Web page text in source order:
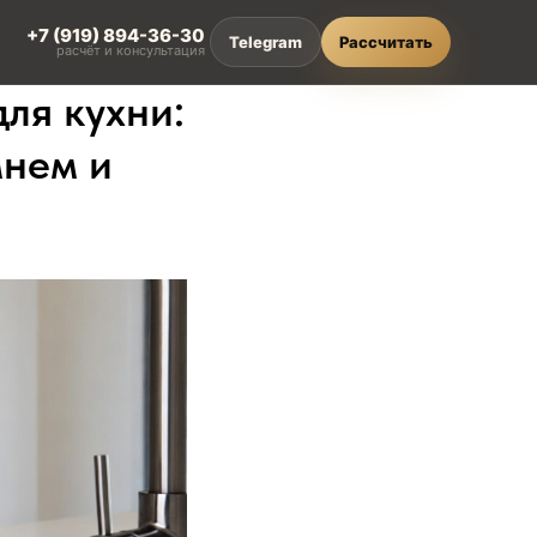
+7 (919) 894-36-30
расчёт и консультация Telegram Рассчитать
кухни:
и